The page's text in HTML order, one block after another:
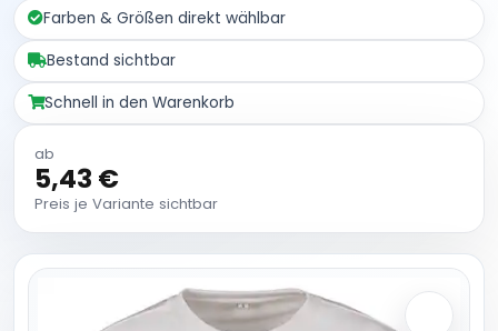
Farben & Größen direkt wählbar
Bestand sichtbar
Schnell in den Warenkorb
ab
5,43 €
Preis je Variante sichtbar